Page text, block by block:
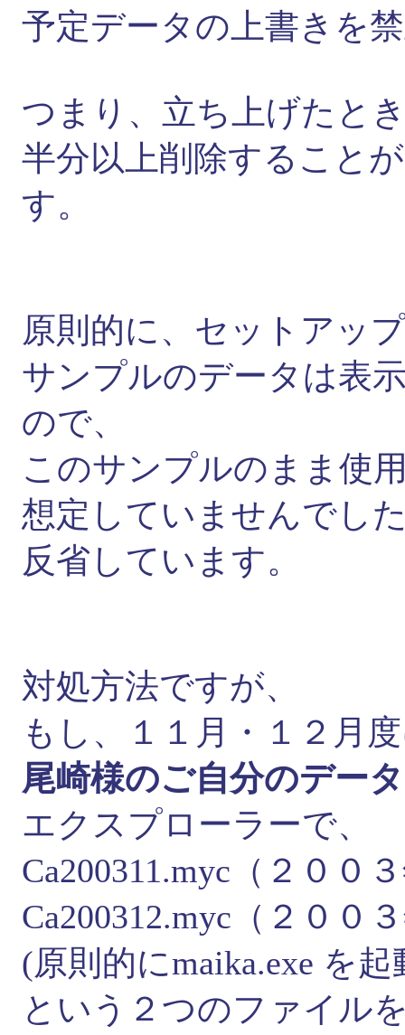
予定データの上書きを
つまり、立ち上げたと
半分以上削除すること
す。
原則的に、セットアッ
サンプルのデータは表
ので、
このサンプルのまま使
想定していませんでし
反省しています。
対処方法ですが、
もし、１１月・１２月
尾崎様のご自分のデー
エクスプローラーで、
Ca200311.myc（２００
Ca200312.myc（２００
(原則的にmaika.exe を
という２つのファイル